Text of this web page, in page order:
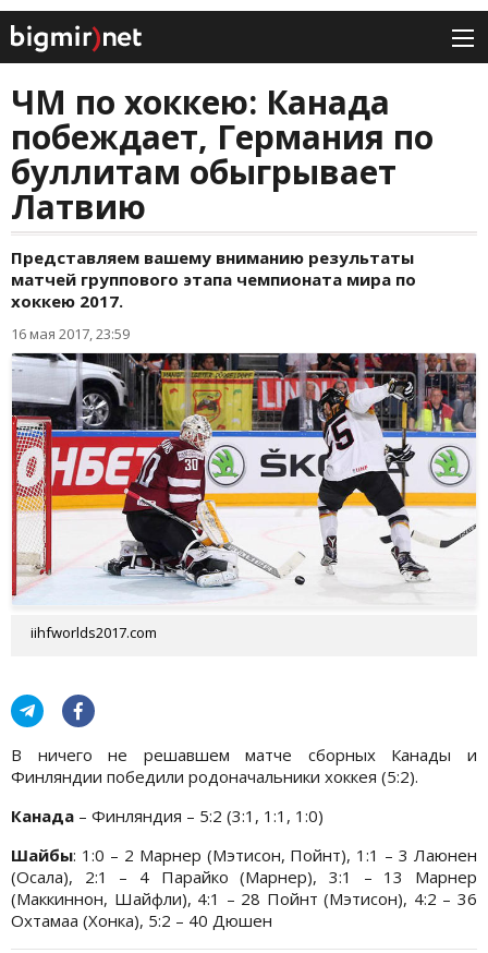
ЧМ по хоккею: Канада
побеждает, Германия по
буллитам обыгрывает
Латвию
Представляем вашему вниманию результаты
матчей группового этапа чемпионата мира по
хоккею 2017.
16 мая 2017, 23:59
iihfworlds2017.com
В ничего не решавшем матче сборных Канады и
Финляндии победили родоначальники хоккея (5:2).
Канада – Финляндия – 5:2 (3:1, 1:1, 1:0)
Шайбы: 1:0 – 2 Марнер (Мэтисон, Пойнт), 1:1 – 3 Лаюнен
(Осала), 2:1 – 4 Парайко (Марнер), 3:1 – 13 Марнер
(Маккиннон, Шайфли), 4:1 – 28 Пойнт (Мэтисон), 4:2 – 36
Охтамаа (Хонка), 5:2 – 40 Дюшен